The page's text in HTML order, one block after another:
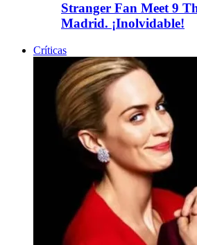
Stranger Fan Meet 9
Madrid. ¡Inolvidable!
Críticas